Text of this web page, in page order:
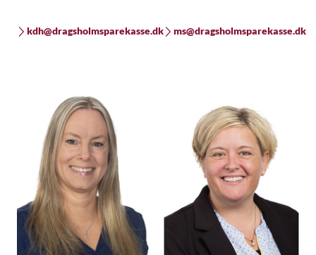
kdh@dragsholmsparekasse.dk ms@dragsholmsparekasse.dk